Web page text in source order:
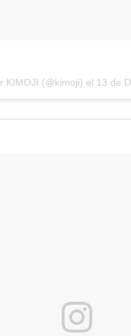
KIMOJI (@kimoji) el 13 de